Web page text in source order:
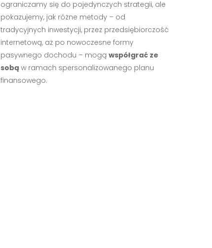
ograniczamy się do pojedynczych strategii, ale
pokazujemy, jak różne metody – od
tradycyjnych inwestycji, przez przedsiębiorczość
internetową, aż po nowoczesne formy
pasywnego dochodu – mogą współgrać ze
sobąw ramach spersonalizowanego planu
finansowego.